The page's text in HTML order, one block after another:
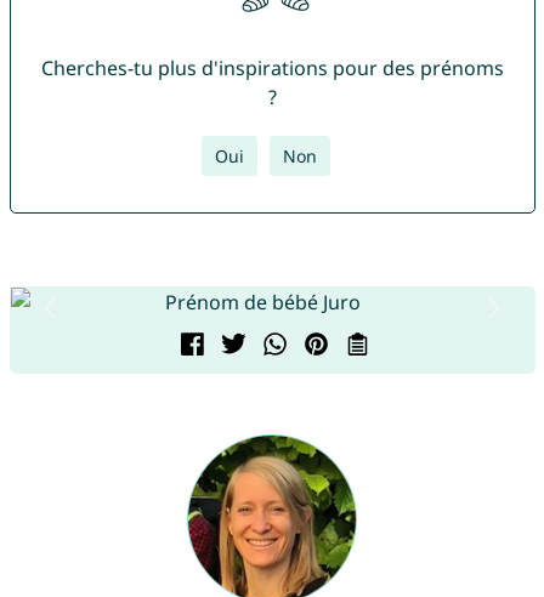
Cherches-tu plus d'inspirations pour des prénoms
?
Oui Non